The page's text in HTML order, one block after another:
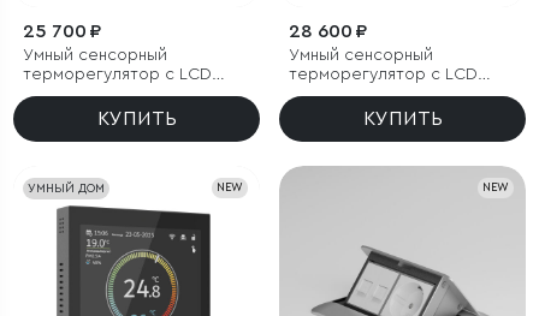
25 700 ₽
Умный сенсорный
терморегулятор с LCD
дисплеем белый
КУПИТЬ
28 600 ₽
Умный сенсорный
терморегулятор с LCD
дисплеем дымчатый
КУПИТЬ
УМНЫЙ ДОМ NEW NEW